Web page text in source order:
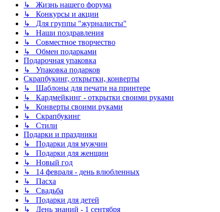
↳ Жизнь нашего форума
↳ Конкурсы и акции
↳ Для группы "журналисты"
↳ Наши поздравления
↳ Совместное творчество
↳ Обмен подарками
Подарочная упаковка
↳ Упаковка подарков
Скрапбукинг, открытки, конверты
↳ Шаблоны для печати на принтере
↳ Кардмейкинг - открытки своими руками
↳ Конверты своими руками
↳ Скрапбукинг
↳ Стили
Подарки и праздники
↳ Подарки для мужчин
↳ Подарки для женщин
↳ Новый год
↳ 14 февраля - день влюбленных
↳ Пасха
↳ Свадьба
↳ Подарки для детей
↳ День знаний - 1 сентября